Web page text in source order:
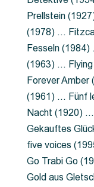
Prellstein
(1978) …
Fesseln
(1963) …
Forever Amber
(1961) … Fünf
Nacht (1920)
Gekauftes
five voices
Go Trabi Go
Gold aus